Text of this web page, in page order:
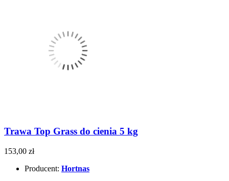
Trawa Top Grass do cienia 5 kg
153,00 zł
Producent: Hortnas